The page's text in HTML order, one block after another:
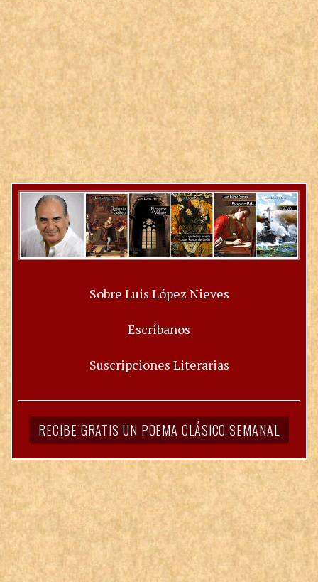
Sobre Luis López Nieves
Escríbanos
Suscripciones Literarias
RECIBE GRATIS UN POEMA CLÁSICO SEMANAL